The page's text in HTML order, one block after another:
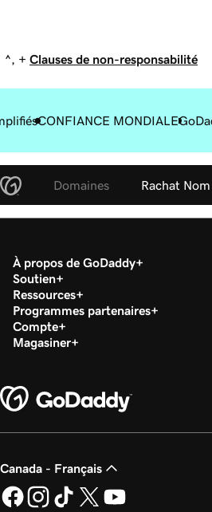
^, + Clauses de non-responsabilité
CONFIANCE MONDIALE
Domaines Rachat
À propos de GoDaddy
Soutien
Ressources
Programmes partenaires
Compte
Magasiner
Canada - Français